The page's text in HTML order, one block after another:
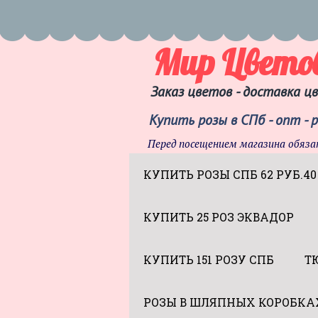
Мир
Заказ цветов - доставка
Купить розы в СПб - опт -
Перед посещением магазина
КУПИТЬ РОЗЫ СПБ 62
КУПИТЬ 25 РОЗ ЭКВАДОР
КУПИТЬ 151 РОЗУ СПБ
РОЗЫ В ШЛЯПНЫХ